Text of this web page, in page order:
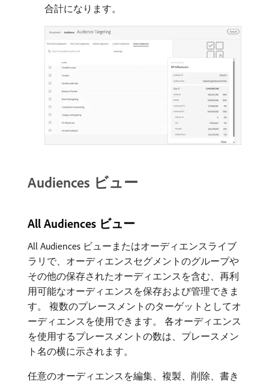
合計になります。
Audiences ビュー
All Audiences ビュー
All Audiences ビューまたはオーディエンスライブ
ラリで、オーディエンスセグメントのグループや
その他の保存されたオーディエンスを含む、再利
用可能なオーディエンスを保存および管理できま
す。 複数のプレースメントのターゲットとしてオ
ーディエンスを使用できます。 各オーディエンス
を使用するプレースメントの数は、プレースメン
ト名の横に示されます。
任意のオーディエンスを編集、複製、削除、書き